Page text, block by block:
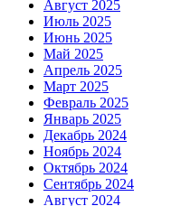
Август 2025
Июль 2025
Июнь 2025
Май 2025
Апрель 2025
Март 2025
Февраль 2025
Январь 2025
Декабрь 2024
Ноябрь 2024
Октябрь 2024
Сентябрь 2024
Август 2024